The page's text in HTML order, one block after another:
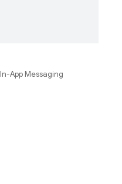
In-App Messaging